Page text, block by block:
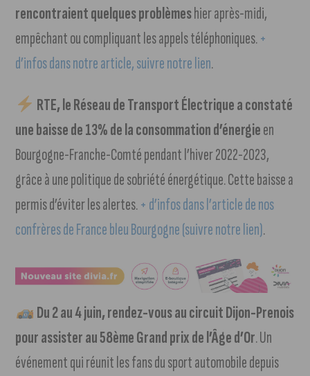
rencontraient quelques problèmeshier après-midi,
empêchant ou compliquant les appels téléphoniques.+
d’infos dans notre article, suivre notre lien.
RTE, le Réseau de Transport Électrique a constaté
une baisse de 13% de la consommation d’énergieen
Bourgogne-Franche-Comté pendant l’hiver 2022-2023,
grâce à une politique de sobriété énergétique. Cette baisse a
permis d’éviter les alertes.+ d’infos dans l’article de nos
confrères de France bleu Bourgogne (suivre notre lien).
Du 2 au 4 juin, rendez-vous au circuit Dijon-Prenois
pour assister au 58ème Grand prix de l’Âge d’Or. Un
événement qui réunit les fans du sport automobile depuis